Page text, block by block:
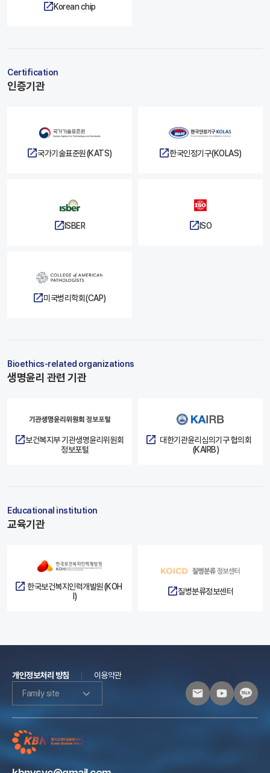
Korean chip
Certification
인증기관
국가기술표준원(KATS) 한국인정기구(KOLAS)
ISBER ISO
미국병리학회(CAP)
Bioethics-related organizations
생명윤리 관련 기관
보건복지부 기관생명윤리위원회
정보포털
대한기관윤리심의기구 협의회
(KAIRB)
Educational institution
교육기관
한국보건복지인력개발원(KOH
I)
질병분류정보센터
개인정보처리 방침
이용약관
Family site